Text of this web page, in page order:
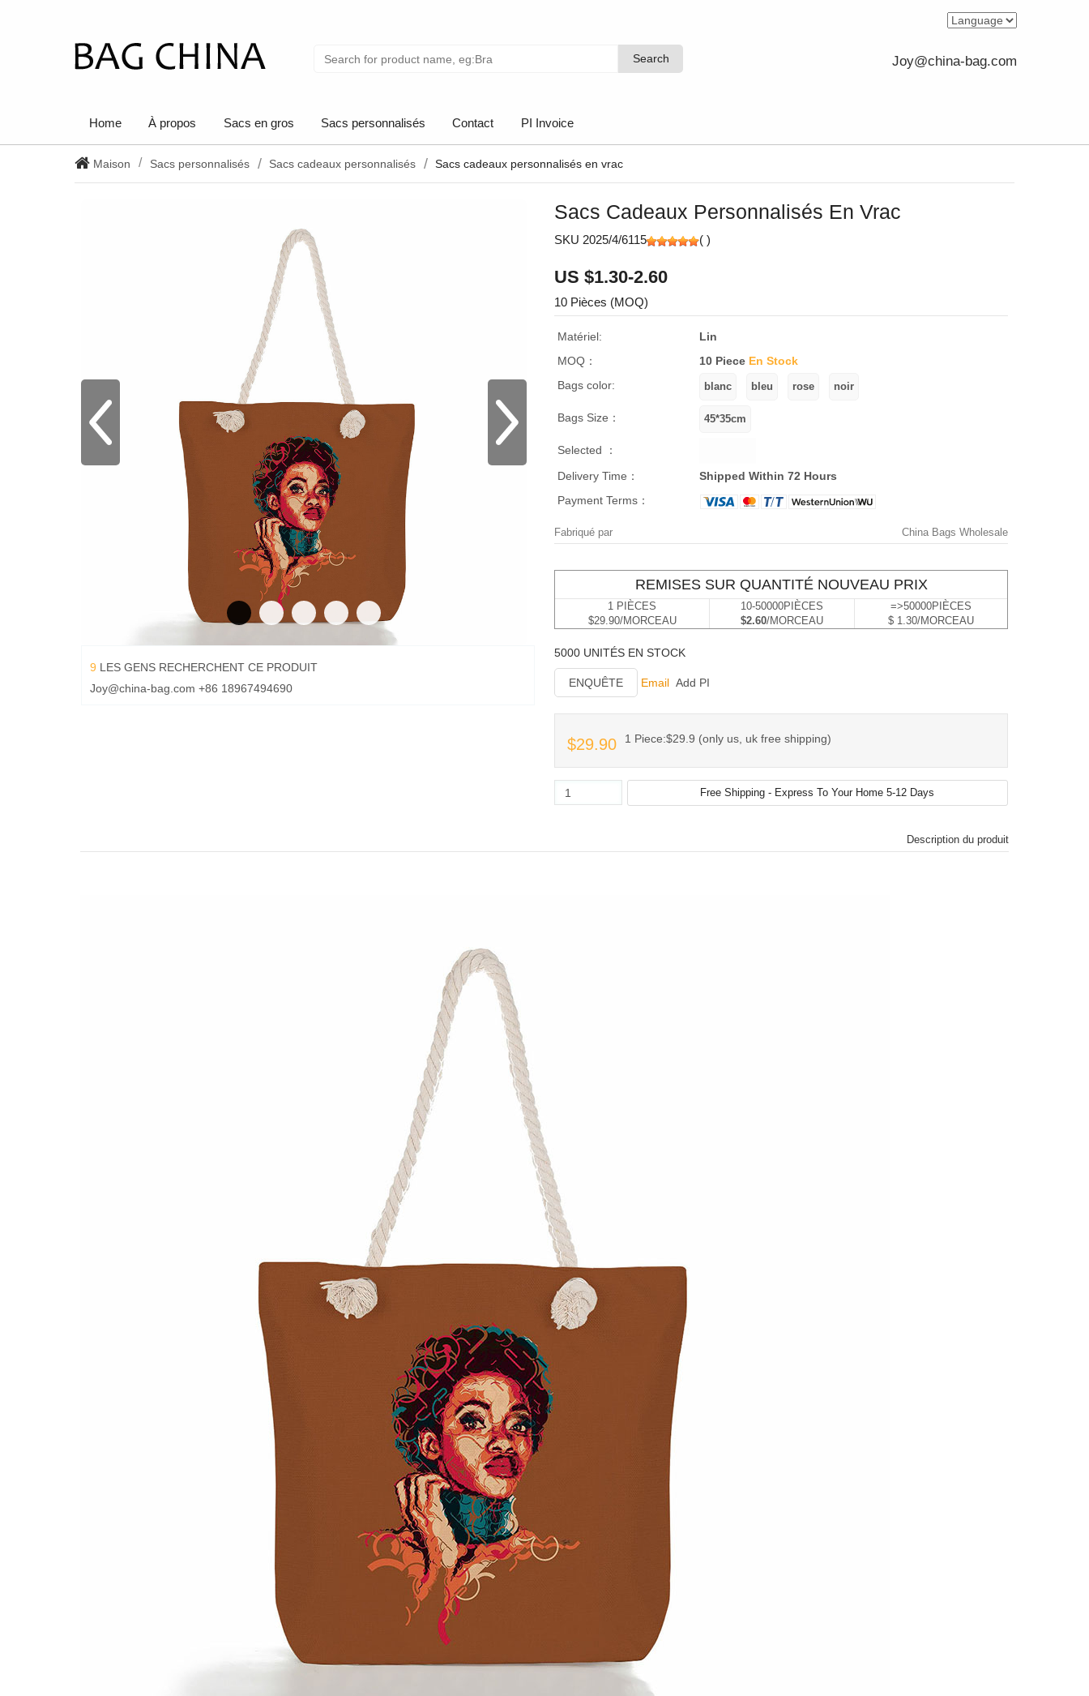
Search
Search Joy@china-bag.com
Home À propos Sacs en gros Sacs personnalisés Contact PI Invoice
Maison Sacs personnalisés Sacs cadeaux personnalisés Sacs cadeaux personnalisés en vrac
9 LES GENS RECHERCHENT CE PRODUIT
Joy@china-bag.com +86 18967494690
Sacs Cadeaux Personnalisés En Vrac
SKU 2025/4/6115 ( )
US $1.30-2.60
10 Pièces (MOQ)
Matériel:
Lin
MOQ：
10 Piece En Stock
Bags color:
Bags Size：
Selected ：
Delivery Time：
Shipped Within 72 Hours
Payment Terms：
Fabriqué par China Bags Wholesale
REMISES SUR QUANTITÉ NOUVEAU PRIX
1 PIÈCES
$29.90/MORCEAU
10-50000PIÈCES
$2.60/MORCEAU
=>50000PIÈCES
$ 1.30/MORCEAU
5000 UNITÉS EN STOCK
ENQUÊTE Email Add PI
$29.90 1 Piece:$29.9 (only us, uk free shipping)
Description du produit